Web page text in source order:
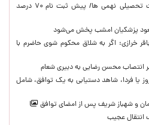
صدور بیش از ۹۰ درصد هدایت تحصیلی نهمی ها/ پیش ثبت نام ۷۰ درصد
پزشکیان امشب پخش می‌شود
خرازی: اگر به شلاق محکوم شوی حاضرم با
انتصاب محسن رضایی به دبیری شعام
یا فردا، شاهد دستیابی به یک توافق، شامل
و شهباز شریف پس از امضای توافق